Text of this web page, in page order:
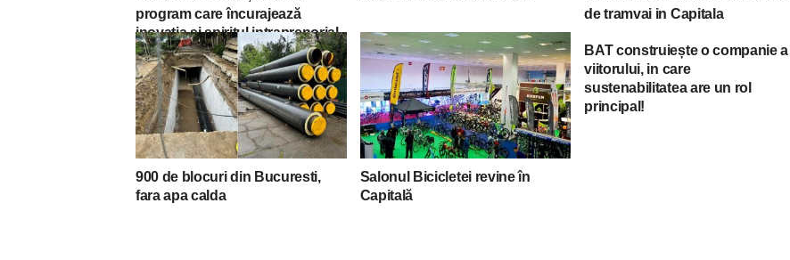
program care încurajează
inovația și spiritul intraprenorial
de tramvai in Capitala
900 de blocuri din Bucuresti,
fara apa calda
Salonul Bicicletei revine în
Capitală
BAT construiește o companie a
viitorului, in care
sustenabilitatea are un rol
principal!